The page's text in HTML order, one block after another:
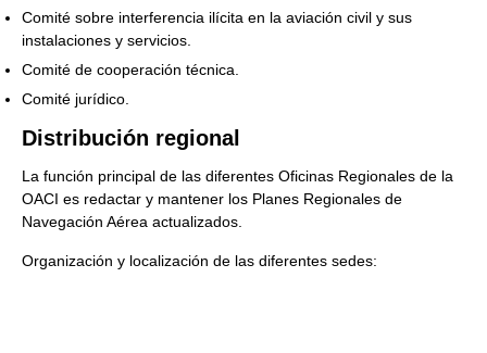
Comité sobre interferencia ilícita en la aviación civil y sus
instalaciones y servicios.
Comité de cooperación técnica.
Comité jurídico.
Distribución regional
La función principal de las diferentes Oficinas Regionales de la
OACI es redactar y mantener los Planes Regionales de
Navegación Aérea actualizados.
Organización y localización de las diferentes sedes: